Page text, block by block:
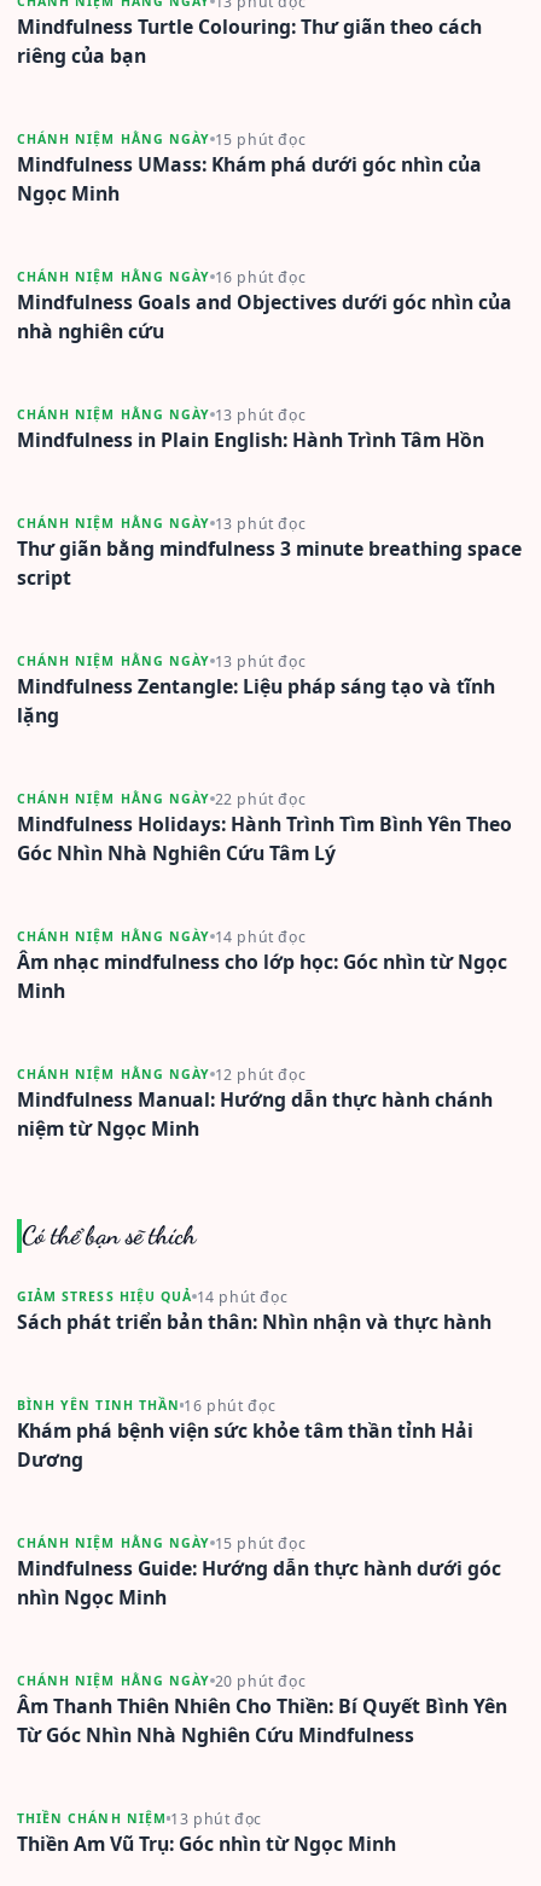
Mindfulness Turtle Colouring: Thư giãn theo cách
riêng của bạn
CHÁNH NIỆM HẰNG NGÀY 15 phút đọc
Mindfulness UMass: Khám phá dưới góc nhìn của
Ngọc Minh
CHÁNH NIỆM HẰNG NGÀY 16 phút đọc
Mindfulness Goals and Objectives dưới góc nhìn của
nhà nghiên cứu
CHÁNH NIỆM HẰNG NGÀY 13 phút đọc
Mindfulness in Plain English: Hành Trình Tâm Hồn
CHÁNH NIỆM HẰNG NGÀY 13 phút đọc
Thư giãn bằng mindfulness 3 minute breathing space
script
CHÁNH NIỆM HẰNG NGÀY 13 phút đọc
Mindfulness Zentangle: Liệu pháp sáng tạo và tĩnh
lặng
CHÁNH NIỆM HẰNG NGÀY 22 phút đọc
Mindfulness Holidays: Hành Trình Tìm Bình Yên Theo
Góc Nhìn Nhà Nghiên Cứu Tâm Lý
CHÁNH NIỆM HẰNG NGÀY 14 phút đọc
Âm nhạc mindfulness cho lớp học: Góc nhìn từ Ngọc
Minh
CHÁNH NIỆM HẰNG NGÀY 12 phút đọc
Mindfulness Manual: Hướng dẫn thực hành chánh
niệm từ Ngọc Minh
Có thể bạn sẽ thích
GIẢM STRESS HIỆU QUẢ 14 phút đọc
Sách phát triển bản thân: Nhìn nhận và thực hành
BÌNH YÊN TINH THẦN 16 phút đọc
Khám phá bệnh viện sức khỏe tâm thần tỉnh Hải
Dương
CHÁNH NIỆM HẰNG NGÀY 15 phút đọc
Mindfulness Guide: Hướng dẫn thực hành dưới góc
nhìn Ngọc Minh
CHÁNH NIỆM HẰNG NGÀY 20 phút đọc
Âm Thanh Thiên Nhiên Cho Thiền: Bí Quyết Bình Yên
Từ Góc Nhìn Nhà Nghiên Cứu Mindfulness
THIỀN CHÁNH NIỆM 13 phút đọc
Thiền Am Vũ Trụ: Góc nhìn từ Ngọc Minh